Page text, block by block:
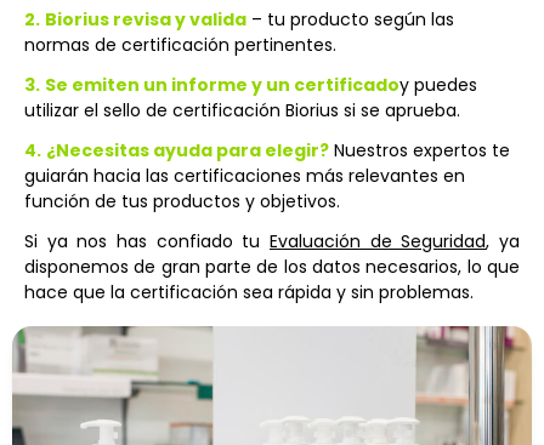
2. Biorius revisa y valida – tu producto según las
normas de certificación pertinentes.
3. Se emiten un informe y un certificadoy puedes
utilizar el sello de certificación Biorius si se aprueba.
4. ¿Necesitas ayuda para elegir? Nuestros expertos te
guiarán hacia las certificaciones más relevantes en
función de tus productos y objetivos.
Si ya nos has confiado tu Evaluación de Seguridad, ya
disponemos de gran parte de los datos necesarios, lo que
hace que la certificación sea rápida y sin problemas.